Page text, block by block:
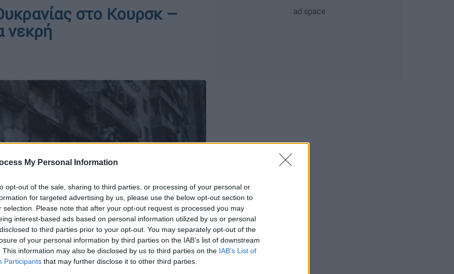
My Personal Information
opt-out of the sale, sharing to third parties, or processing of your personal or
for targeted advertising by us, please use the below opt-out section to
selection. Please note that after your opt-out request is processed you may
interest-based ads based on personal information utilized by us or personal
to third parties prior to your opt-out. You may separately opt-out of the
of your personal information by third parties on the IAB’s list of downstream
This information may also be disclosed by us to third parties on the IAB’s List of
Participants that may further disclose it to other third parties.
στο Κουρσκ –
νεκρή